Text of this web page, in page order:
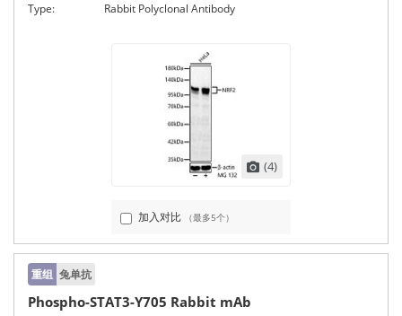
Type:
Rabbit Polyclonal Antibody
(4)
加入对比 （最多5个）
重组 兔单抗
Phospho-STAT3-Y705 Rabbit mAb